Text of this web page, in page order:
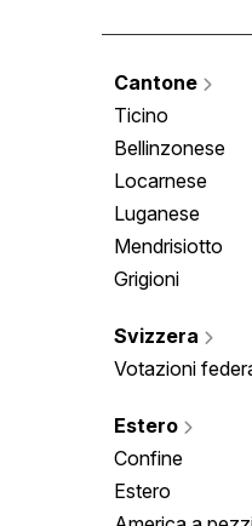
Cantone
Ticino
Bellinzonese
Locarnese
Luganese
Mendrisiotto
Grigioni
Svizzera
Votazioni
Estero
Confine
Estero